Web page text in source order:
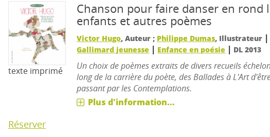
texte imprimé
Chanson pour faire danser en rond
enfants et autres poèmes
Victor Hugo, Auteur ; Philippe Dumas, Illustrateur
Gallimard jeunesse | Enfance en poésie | DL 2013
Un choix de poèmes extraits de divers recueils
long de la carrière du poète, des Ballades à L'Art
passant par les Contemplations.
Plus d'information...
Réserver